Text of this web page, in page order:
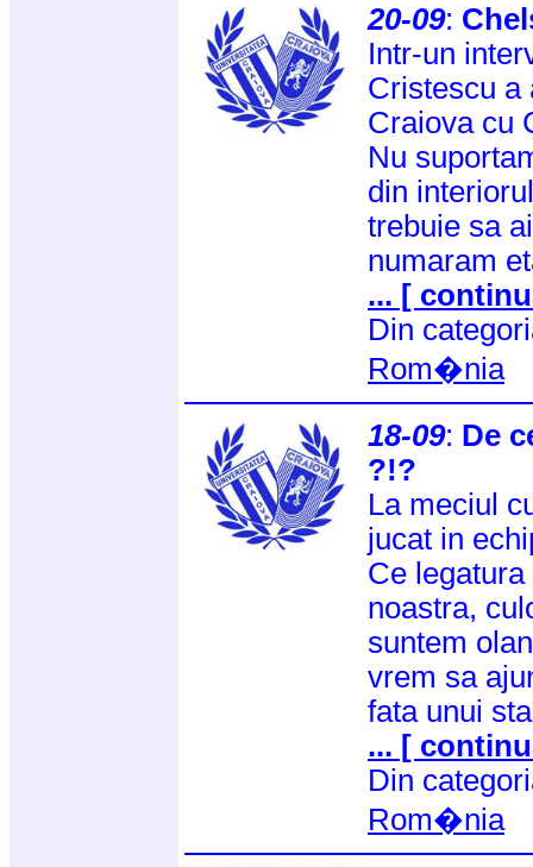
20-09:
Intr-un
Cristescu a
Craiova cu
Nu
din
trebuie sa
numaram
... [
Din
Rom�nia
18-09: De
?!?
La meciul
jucat in
Ce
noastra,
suntem
vrem sa
fata unui
... [
Din
Rom�nia